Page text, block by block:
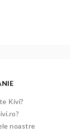
Kivi?
noastre